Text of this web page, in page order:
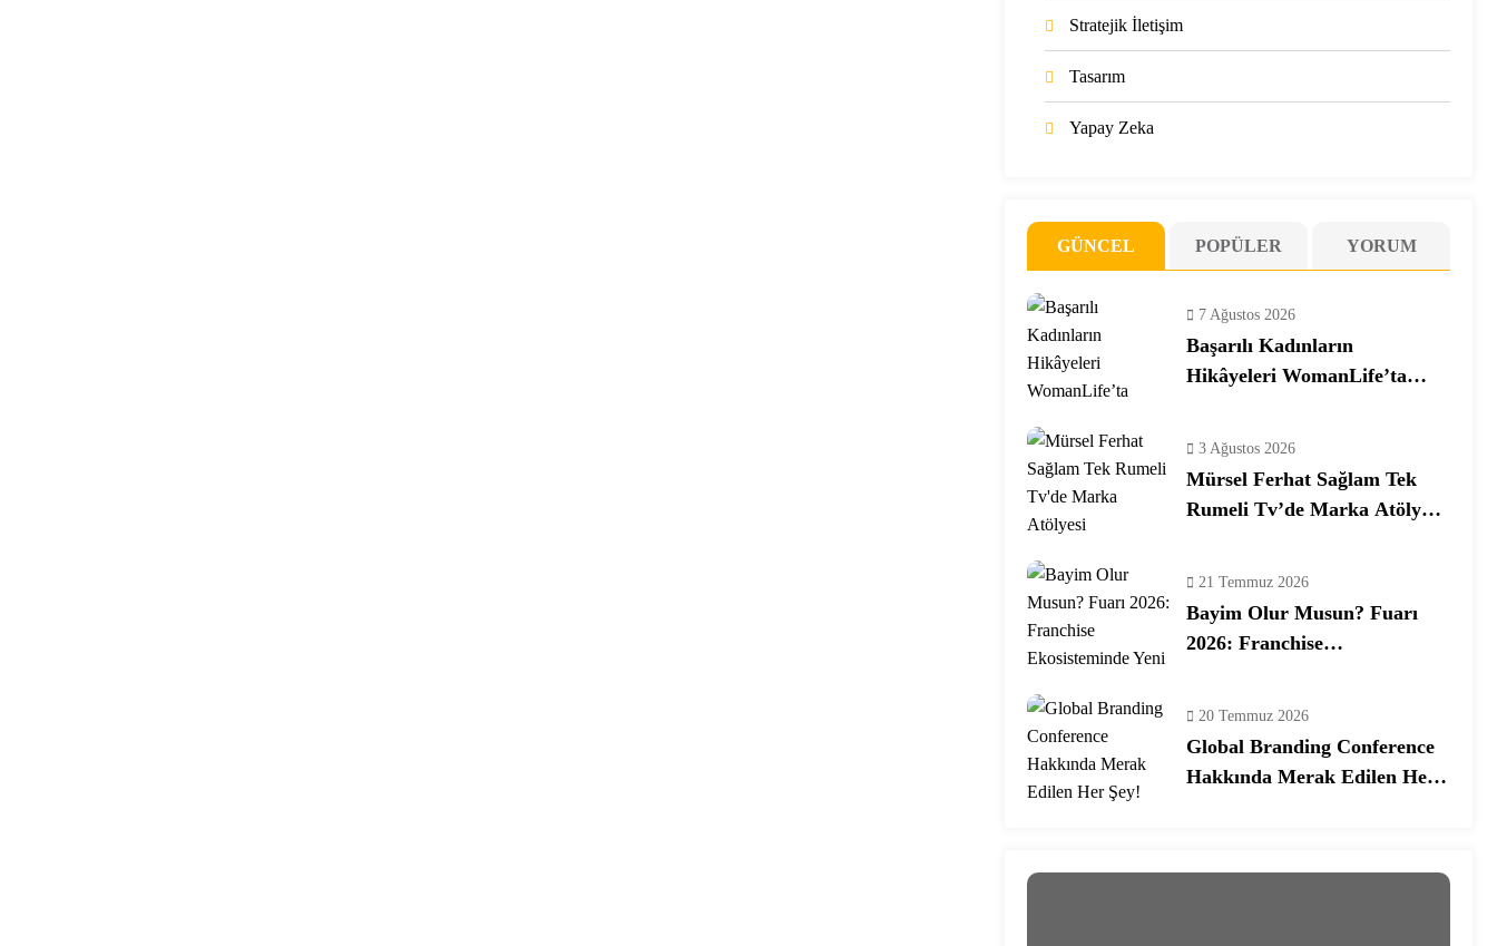
Stratejik İletişim
Tasarım
Yapay Zeka
GÜNCEL POPÜLER YORUM
7 Ağustos 2026
Başarılı Kadınların
Hikâyeleri WomanLife’ta
3 Ağustos 2026
Mürsel Ferhat Sağlam Tek
Rumeli Tv’de Marka Atölyesi
21 Temmuz 2026
Bayim Olur Musun? Fuarı
2026: Franchise
20 Temmuz 2026
Global Branding Conference
Hakkında Merak Edilen Her